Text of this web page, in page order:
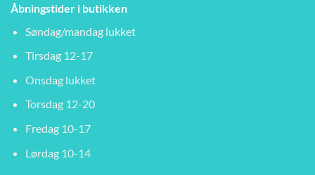
Åbningstider i butikken
Søndag/mandag lukket
Tirsdag 12-17
Onsdag lukket
Torsdag 12-20
Fredag 10-17
Lørdag 10-14